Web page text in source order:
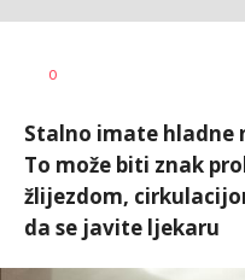
AUTOR
0
Stalno imate hladne
To može biti znak
žlijezdom,
da se javite ljekaru